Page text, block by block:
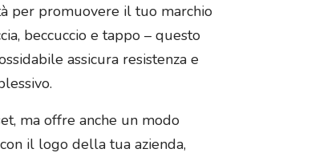
per promuovere il tuo marchio
beccuccio e tappo – questo
assicura resistenza e
ma offre anche un modo
il logo della tua azienda,